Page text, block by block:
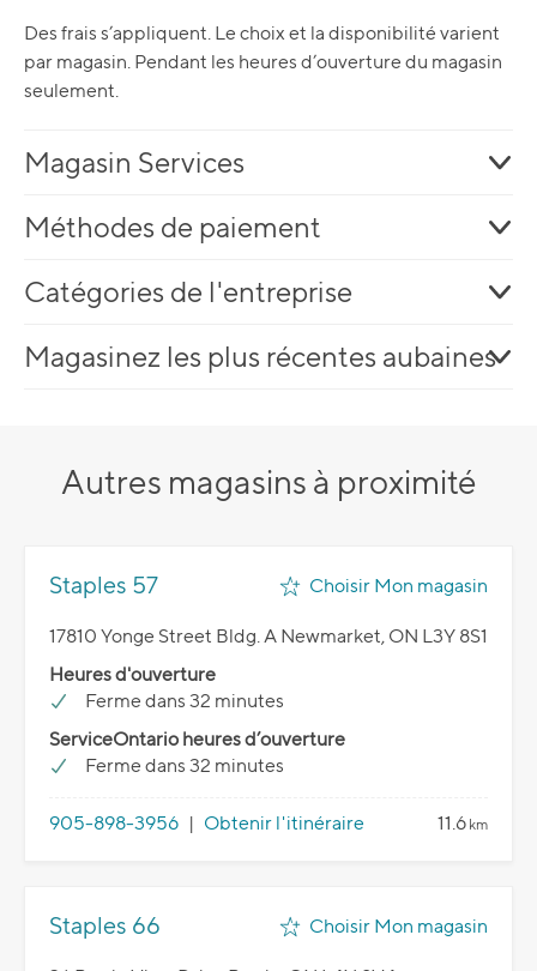
Des frais s’appliquent. Le choix et la disponibilité varient
par magasin. Pendant les heures d’ouverture du magasin
seulement.
Magasin Services
Méthodes de paiement
Catégories de l'entreprise
Magasinez les plus récentes aubaines
Autres magasins à proximité
Staples 57 Choisir Mon magasin
17810 Yonge Street Bldg. A Newmarket, ON L3Y 8S1
Heures d'ouverture
Ferme dans 32 minutes
ServiceOntario heures d’ouverture
Ferme dans 32 minutes
905-898-3956 | Obtenir l'itinéraire 11.6 km
Staples 66 Choisir Mon magasin